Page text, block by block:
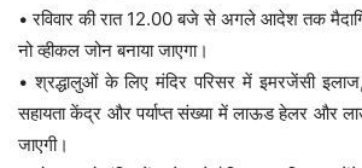
• रविवार की रात 12.00 बजे से अगले आदेश तक
नो व्हीकल जोन बनाया जाएगा।
• श्रद्धालुओं के लिए मंदिर परिसर में इमरजेंसी
सहायता केंद्र और पर्याप्त संख्या में लाऊड हेलर और
जाएगी।